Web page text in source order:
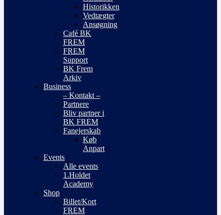
Historikken
Vedtægter
Ansøgning
Café BK
FREM
FREM
Support
BK Frem
Arkiv
Business
– Kontakt –
Partnere
Bliv partner i
BK FREM
Fanejerskab
Køb
Anpart
Events
Alle events
1.Holdet
Academy
Shop
Billet/Kort
FREM